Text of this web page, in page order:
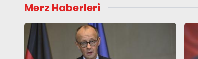
Merz Haberleri